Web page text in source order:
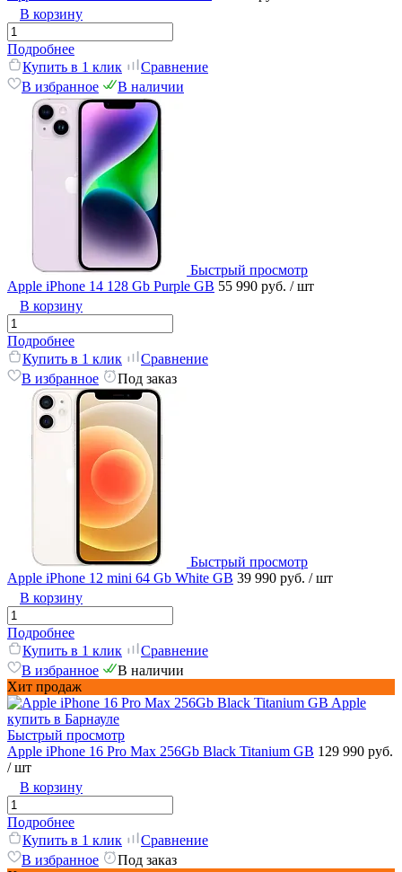
В корзину
Подробнее
Купить в 1 клик
Сравнение
В избранное
В наличии
Быстрый просмотр
Apple iPhone 14 128 Gb Purple GB 55 990 руб. / шт
В корзину
Подробнее
Купить в 1 клик
Сравнение
В избранное
Под заказ
Быстрый просмотр
Apple iPhone 12 mini 64 Gb White GB 39 990 руб. / шт
В корзину
Подробнее
Купить в 1 клик
Сравнение
В избранное
В наличии
Хит продаж
Быстрый просмотр
Apple iPhone 16 Pro Max 256Gb Black Titanium GB 129 990 руб.
/ шт
В корзину
Подробнее
Купить в 1 клик
Сравнение
В избранное
Под заказ